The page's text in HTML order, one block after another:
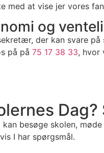
med at vise jer vores
og
der kan svare
på på 75 17 38 33, hvor
besøge skolen,
I har spørgsmål.